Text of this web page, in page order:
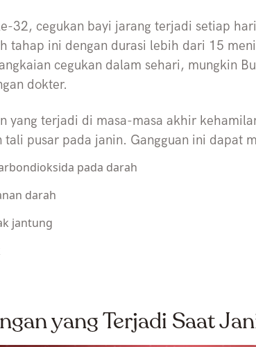
32, cegukan bayi jarang terjadi setiap
tahap ini dengan durasi lebih dari 15
cegukan dalam sehari, mungkin
dokter.
yang terjadi di masa-masa akhir
tali pusar pada janin. Gangguan ini dapat
pada darah
darah
jantung
yang Terjadi Saat